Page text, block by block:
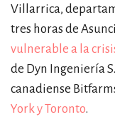
acerca
blog
contacto
Villarrica,
tres horas de
vulnerable a la
de Dyn Ingeniería
canadiense
York y Toronto.